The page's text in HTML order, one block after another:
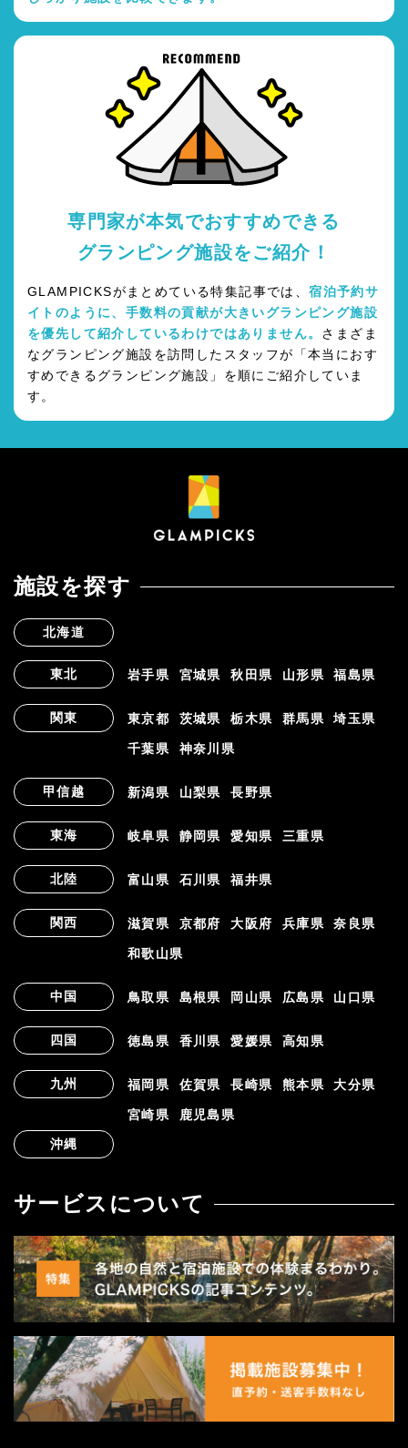
専門家が本気でおすすめできる
グランピング施設をご紹介！
GLAMPICKSがまとめている特集記事では、宿泊予約サ
イトのように、手数料の貢献が大きいグランピング施設
を優先して紹介しているわけではありません。 さまざま
なグランピング施設を訪問したスタッフが「本当におす
すめできるグランピング施設」を順にご紹介していま
す。
施設を探す
北海道
東北 岩手県 宮城県 秋田県 山形県 福島県
関東 東京都 茨城県 栃木県 群馬県 埼玉県
千葉県 神奈川県
甲信越 新潟県 山梨県 長野県
東海 岐阜県 静岡県 愛知県 三重県
北陸 富山県 石川県 福井県
関西 滋賀県 京都府 大阪府 兵庫県 奈良県
和歌山県
中国 鳥取県 島根県 岡山県 広島県 山口県
四国 徳島県 香川県 愛媛県 高知県
九州 福岡県 佐賀県 長崎県 熊本県 大分県
宮崎県
鹿児島県
沖縄
サービスについて